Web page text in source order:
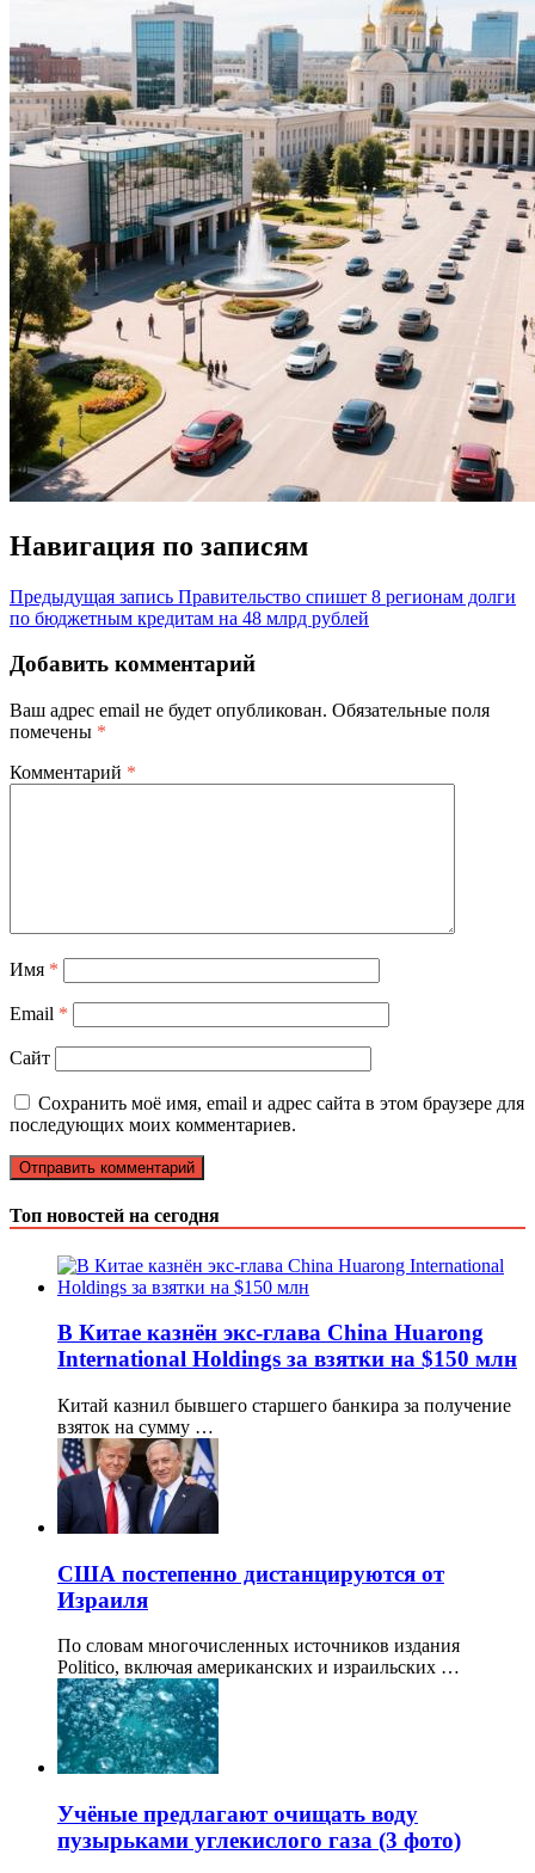
Навигация по записям
Предыдущая запись Правительство спишет 8 регионам долги
по бюджетным кредитам на 48 млрд рублей
Добавить комментарий
Ваш адрес email не будет опубликован. Обязательные поля
помечены *
Комментарий *
Имя *
Email *
Сайт
Сохранить моё имя, email и адрес сайта в этом браузере для
последующих моих комментариев.
Топ новостей на сегодня
В Китае казнён экс-глава China Huarong
International Holdings за взятки на $150 млн
Китай казнил бывшего старшего банкира за получение
взяток на сумму …
США постепенно дистанцируются от
Израиля
По словам многочисленных источников издания
Politico, включая американских и израильских …
Учёные предлагают очищать воду
пузырьками углекислого газа (3 фото)